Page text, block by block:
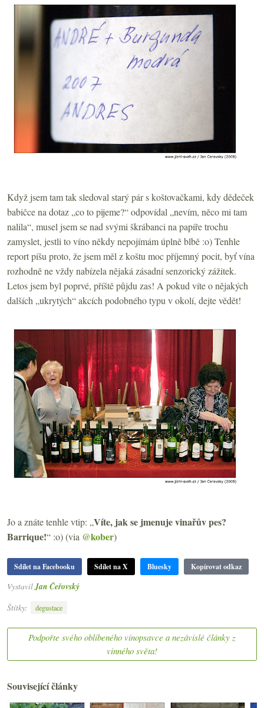
Když jsem tam tak sledoval starý pár s koštovačkami, kdy dědeček
babičce na dotaz „co to pijeme?“ odpovídal „nevím, něco mi tam
nalila“, musel jsem se nad svými škrábanci na papíře trochu
zamyslet, jestli to víno někdy nepojímám úplně blbě :o) Tenhle
report píšu proto, že jsem měl z koštu moc příjemný pocit, byť vína
rozhodně ne vždy nabízela nějaká zásadní senzorický zážitek.
Letos jsem byl poprvé, příště půjdu zas! A pokud víte o nějakých
dalších „ukrytých“ akcích podobného typu v okolí, dejte vědět!
Jo a znáte tenhle vtip: „Víte, jak se jmenuje vinařův pes?
Barrique!“ :o) (via @kober)
Sdílet na Facebooku Sdílet na X Bluesky Kopírovat odkaz
Vystavil Jan Čeřovský
Štítky:
degustace
Podpořte svého oblíbeného vínopsavce a nezávislé články z
vinného světa!
Související články